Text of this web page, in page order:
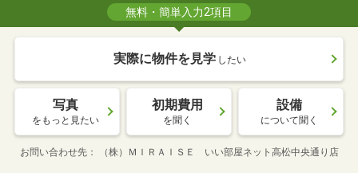
無料・簡単入力2項目
実際に物件を見学 したい
写真
をもっと見たい
初期費用
を聞く
設備
について聞く
お問い合わせ先 （株）ＭＩＲＡＩＳＥ いい部屋ネット高松中央通り店